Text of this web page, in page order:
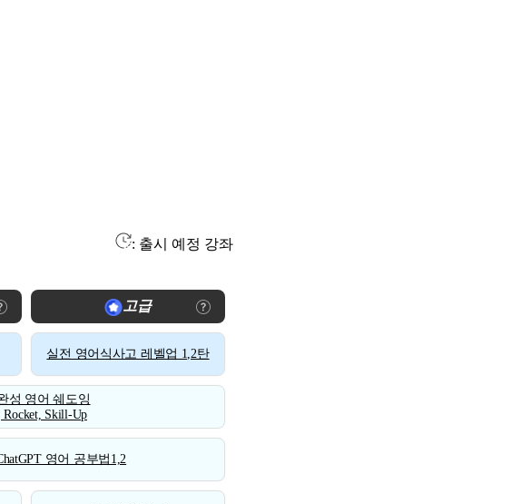
: 출시 예정 강좌
고급
실전 영어식사고 레벨업 1,2탄
성 영어 쉐도잉
Rocket, Skill-Up
영어 공부법1,2